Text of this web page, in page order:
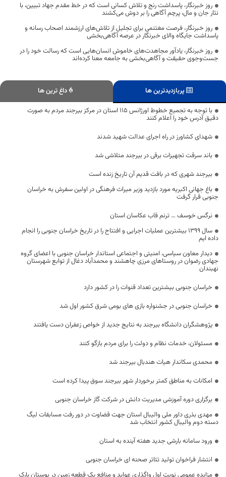
روز خبرنگار، پاسداشت رنج و تلاش کسانی است که در خط مقدم جهاد تبیین، با
نثار جان و مال، پرچم آگاهی را بر دوش می‌کشند
روز خبرنگار، فرصت مغتنمی برای تجلیل از تلاش‌های ارزشمند اصحاب رسانه و
پاسداشت جایگاه والای خبرنگار در عرصه آگاهی‌بخشی
روز خبرنگار، یادآور مجاهدت‌های خاموش انسان‌هایی است که رسالت خود را در
جست‌وجوی حقیقت و آگاهی‌بخشی به جامعه معنا کرده‌اند
پربازدیدترین ها
داغ ترین ها
با توجه به تجمیع خطوط اورژانس ۱۱۵ استان در مرکز بیرجند مردم به صورت
دقیق آدرس خود را اعلام کنند
شهدای کشاورز در راه اجرای عدالت شهید شدند
باند سرقت تجهیزات برقی در بیرجند متلاشی شد
بیرجند شهری که در بافت قدیم آن تاریخ زنده است
باغ جهانی اکبریه مورد بازدید وزیر میراث فرهنگی در اولین سفرش به خراسان
جنوبی قرار گرفت
نرگس خوسف … ترنم قاب عکاسان استان
سال 1399 بیشترین عملیات اجرایی و افتتاح را در تاریخ خراسان جنوبی را انجام
داده ایم
دیدار معاون سیاسی، امنیتی و اجتماعی استاندار خراسان جنوبی با اعضای گروه
جهادی رضوان در روستاهای مرزی چاهشند و محمدآباد دغال از توابع شهرستان
نهبندان
خراسان جنوبی بیشترین تعداد قنوات را در کشور دارد
خراسان جنوبی در جشنواره بازی های بومی شرق کشور اول شد
پژوهشگران دانشگاه بیرجند به نتایج جدید از خواص زعفران دست یافتند
مسئولان، خدمات نظام و دولت را برای مردم بازگو کنند
محمدی سکاندار هیات هندبال بیرجند شد
امکانات به مناطق کمتر برخوردار شهر بیرجند سوق پیدا کرده است
برگزاری دوره آموزشی مدیریت دانش در شرکت گاز خراسان جنوبی
مهدی بذری داور ملی والیبال استان جهت قضاوت در دور رفت مسابقات لیگ
دسته دوم والیبال کشور انتخاب شد
ورود سامانه بارشی جدید هفته آینده به استان
انتشار فراخوان تولید تئاتر صحنه ای خراسان جنوبی